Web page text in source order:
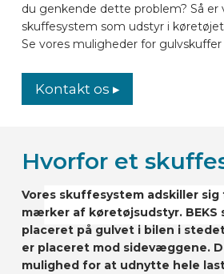
du genkende dette problem? Så er
skuffesystem som udstyr i
Se vores muligheder for gulvskuffer
Kontakt os ▸
Hvorfor et
Vores skuffesystem adskiller
mærker af køretøjsudstyr.
placeret på gulvet i bilen i
er placeret mod sidevæggene.
mulighed for at udnytte hele